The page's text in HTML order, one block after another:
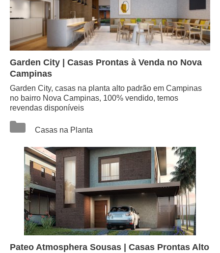
Garden City | Casas Prontas à Venda no Nova
Campinas
Garden City, casas na planta alto padrão em Campinas
no bairro Nova Campinas, 100% vendido, temos
revendas disponíveis
Casas na Planta
Pateo Atmosphera Sousas | Casas Prontas Alto